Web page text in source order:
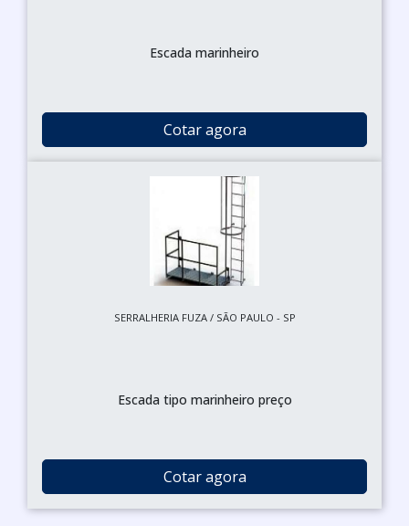
Escada marinheiro
Cotar agora
SERRALHERIA FUZA / SÃO PAULO - SP
Escada tipo marinheiro preço
Cotar agora